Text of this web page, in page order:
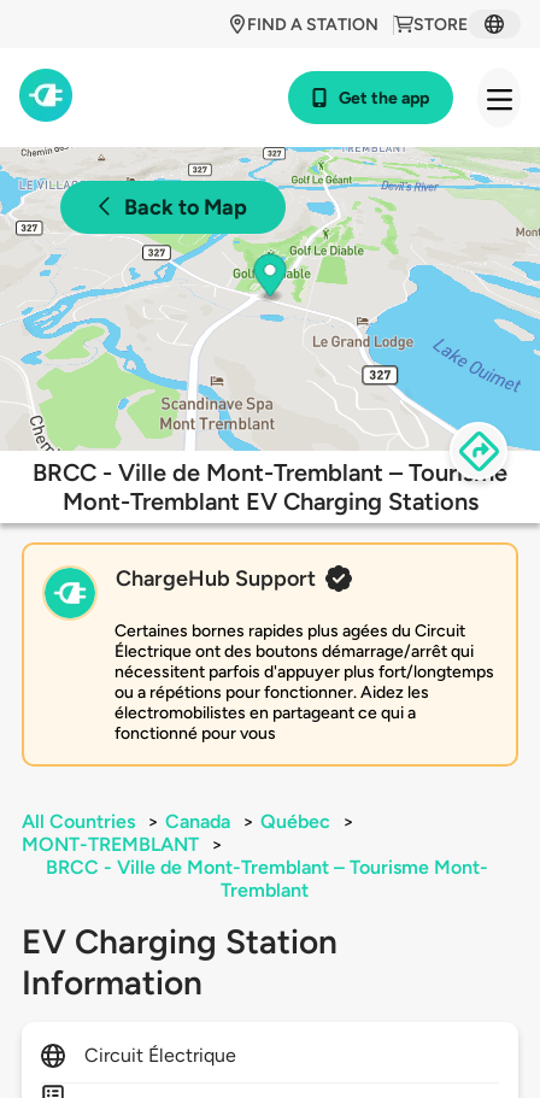
STORE
FIND A STATION
Get the app
Back to Map
BRCC - Ville de Mont-Tremblant – Tourisme
Mont-Tremblant EV Charging Stations
ChargeHub Support
Certaines bornes rapides plus agées du Circuit
Électrique ont des boutons démarrage/arrêt qui
nécessitent parfois d'appuyer plus fort/longtemps
ou a répétions pour fonctionner. Aidez les
électromobilistes en partageant ce qui a
fonctionné pour vous
All Countries > Canada > Québec
>
MONT-TREMBLANT
>
BRCC - Ville de Mont-Tremblant – Tourisme Mont-
Tremblant
EV Charging Station
Information
Circuit Électrique